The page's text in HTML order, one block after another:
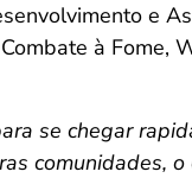
e
à Fome,
se chegar
comunidades, o